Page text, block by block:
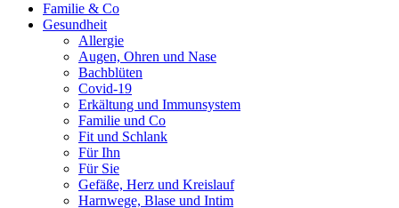
Familie & Co
Gesundheit
Allergie
Augen, Ohren und Nase
Bachblüten
Covid-19
Erkältung und Immunsystem
Familie und Co
Fit und Schlank
Für Ihn
Für Sie
Gefäße, Herz und Kreislauf
Harnwege, Blase und Intim